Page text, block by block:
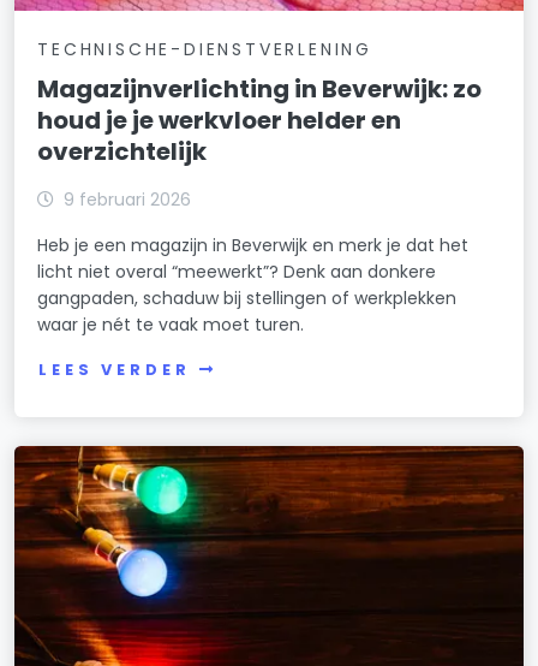
TECHNISCHE-DIENSTVERLENING
Magazijnverlichting in Beverwijk: zo
houd je je werkvloer helder en
overzichtelijk
9 februari 2026
Heb je een magazijn in Beverwijk en merk je dat het
licht niet overal “meewerkt”? Denk aan donkere
gangpaden, schaduw bij stellingen of werkplekken
waar je nét te vaak moet turen.
LEES VERDER